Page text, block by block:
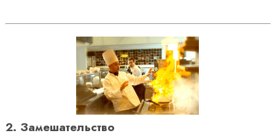
2. Замешательство